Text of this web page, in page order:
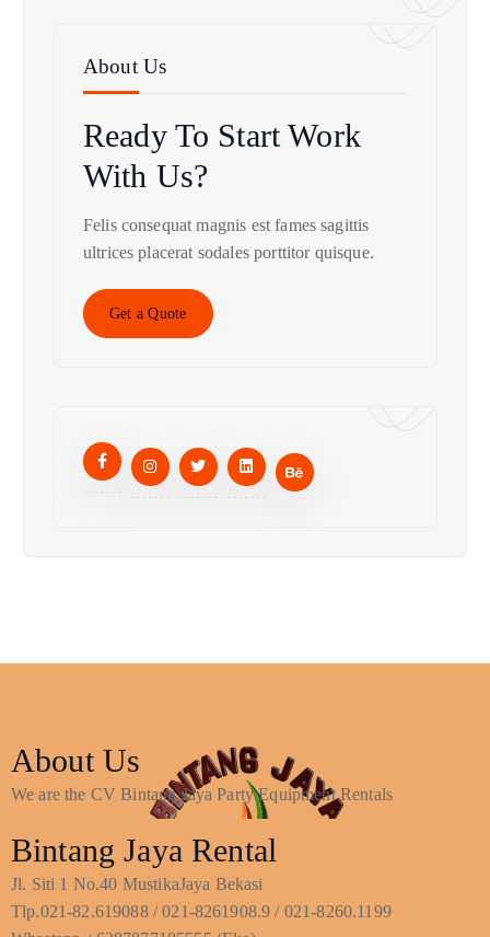
About Us
Ready To StartWork
With Us?
Felis consequat magnis est fames sagittis
ultrices placerat sodales porttitor quisque.
Get a Quote
About Us
We are the CV Bintang Jaya Party Equipment Rentals
Bintang Jaya Rental
Jl. Siti 1 No.40 MustikaJaya Bekasi
Tlp.021-82.619088 / 021-8261908.9 / 021-8260.1199